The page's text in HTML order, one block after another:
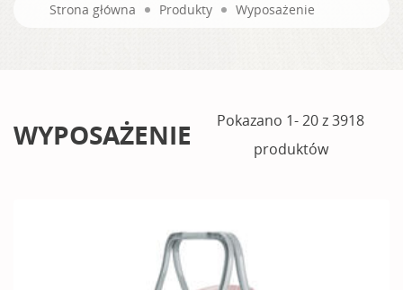
Strona główna Produkty Wyposażenie
WYPOSAŻENIE
Pokazano 1- 20 z 3918
produktów